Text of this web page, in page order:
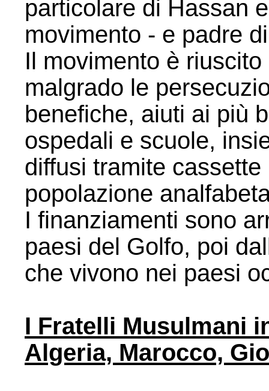
particolare di Hassan
movimento - e padre
Il movimento è
malgrado le
benefiche, aiuti ai più
ospedali e scuole,
diffusi tramite
popolazione
I finanziamenti sono
paesi del Golfo, poi
che vivono nei paesi
I Fratelli Musulmani
Algeria, Marocco,